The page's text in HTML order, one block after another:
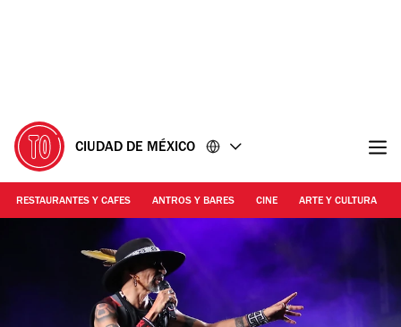
CIUDAD DE MÉXICO
RESTAURANTES Y CAFES ANTROS Y BARES CINE ARTE Y CULTURA